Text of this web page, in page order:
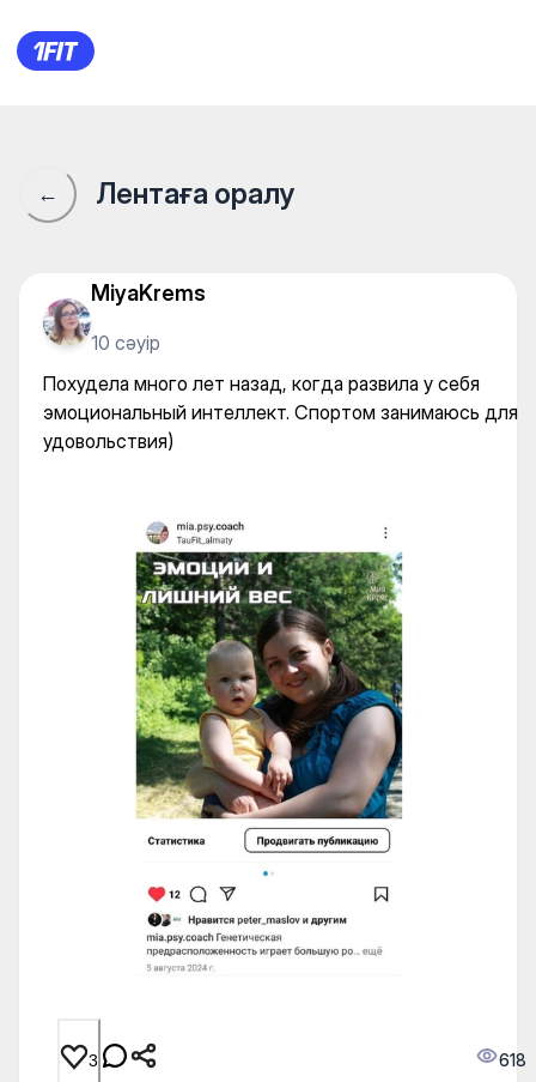
Похудела много лет назад,
← Лентаға оралу
MiyaKrems
10 сәуір
Похудела много лет назад, когда развила у себя
эмоциональный интеллект. Спортом занимаюсь для
удовольствия)
3 618